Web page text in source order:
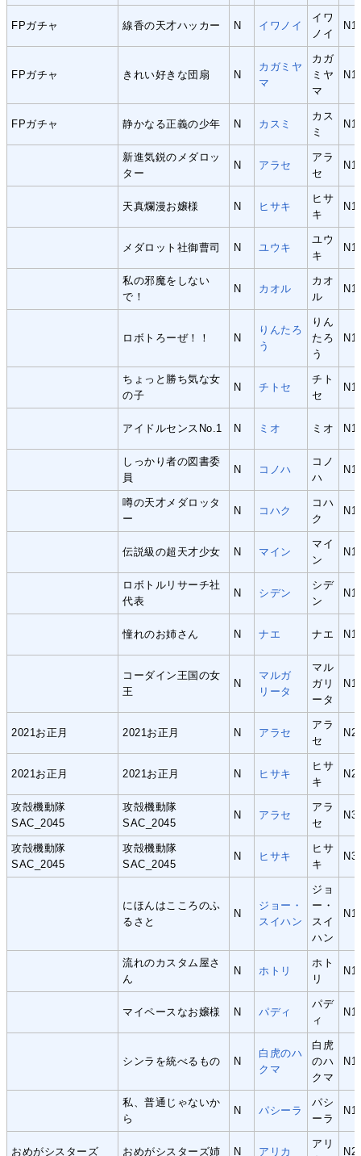
FPガチャ 線香の天才ハッカー N イワノイ
イワ
ノイ
N1
FPガチャ きれい好きな団扇 N
カガミヤ
マ
カガ
ミヤ
マ
N1
FPガチャ 静かなる正義の少年 N カスミ
カス
ミ
N1
新進気鋭のメダロッ
ター
N アラセ
アラ
セ
N1
天真爛漫お嬢様 N ヒサキ
ヒサ
キ
N1
メダロット社御曹司 N ユウキ
ユウ
キ
N1
私の邪魔をしない
で！
N カオル
カオ
ル
N1
ロボトろーぜ！！ N
りんたろ
う
りん
たろ
う
N1
ちょっと勝ち気な女
の子
N チトセ
チト
セ
N1
アイドルセンスNo.1 N ミオ ミオ N1
しっかり者の図書委
員
N コノハ
コノ
ハ
N1
噂の天才メダロッタ
ー
N コハク
コハ
ク
N1
伝説級の超天才少女 N マイン
マイ
ン
N1
ロボトルリサーチ社
代表
N シデン
シデ
ン
N1
憧れのお姉さん N ナエ ナエ N1
コーダイン王国の女
王
N
マルガ
リータ
マル
ガリ
ータ
N1
2021お正月 2021お正月 N アラセ
アラ
セ
N2
2021お正月 2021お正月 N ヒサキ
ヒサ
キ
N2
攻殻機動隊
SAC_2045
攻殻機動隊
SAC_2045
N アラセ
アラ
セ
N3
攻殻機動隊
SAC_2045
攻殻機動隊
SAC_2045
N ヒサキ
ヒサ
キ
N3
にほんはこころのふ
るさと
N
ジョー・
スイハン
ジョ
ー・
スイ
ハン
N1
流れのカスタム屋さ
ん
N ホトリ
ホト
リ
N1
マイペースなお嬢様 N パディ
パデ
ィ
N1
シンラを統べるもの N
白虎のハ
クマ
白虎
のハ
クマ
N1
私、普通じゃないか
ら
N パシーラ
パシ
ーラ
N1
おめがシスターズ おめがシスターズ姉 N アリカ
アリ
N2